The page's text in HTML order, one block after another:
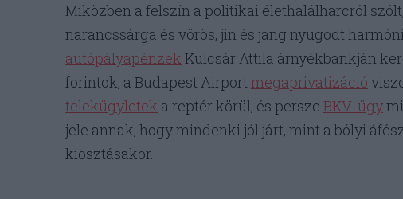
Miközben a felszín a politikai élethalálharcról
narancssárga és vörös, jin és jang nyugodt
autópályapénzek Kulcsár Attila árnyékbankján
forintok, a Budapest Airportmegaprivatizáció
telekügyletek a reptér körül, és persze BKV-ügy
jele annak, hogy mindenki jól járt, mint a bólyi
kiosztásakor.